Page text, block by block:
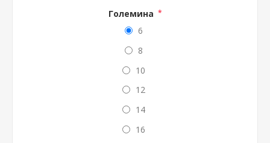
Големина *
6
8
10
12
14
16